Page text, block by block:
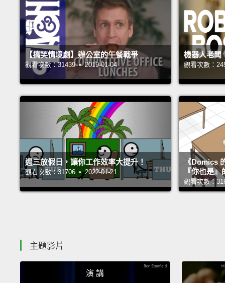
【搞笑情境劇】辦公室的午餐戰爭
觀看次數：31439 • 2019-01-04
機器人老闆
觀看次數：
週三放假日，讓你工作效率大提升！
觀看次數：31706 • 2022-01-21
《Domics
『你也是
觀看次數：
主題影片
演 講